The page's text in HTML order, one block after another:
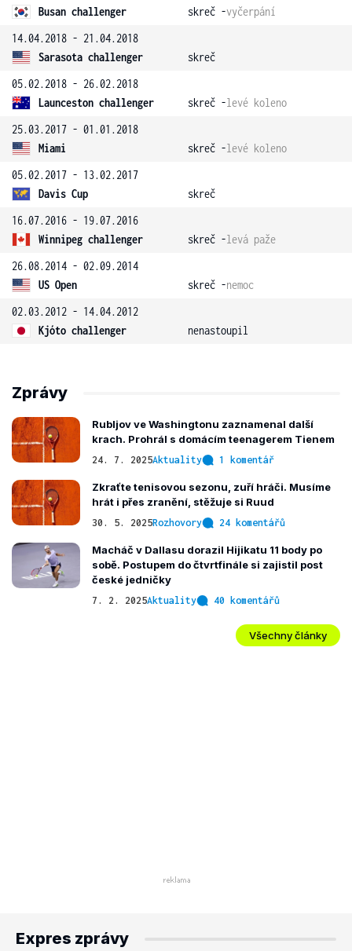
Busan challenger
skreč -vyčerpání
14.04.2018 - 21.04.2018
Sarasota challenger
skreč
05.02.2018 - 26.02.2018
Launceston challenger
skreč -levé koleno
25.03.2017 - 01.01.2018
Miami
skreč -levé koleno
05.02.2017 - 13.02.2017
Davis Cup
skreč
16.07.2016 - 19.07.2016
Winnipeg challenger
skreč -levá paže
26.08.2014 - 02.09.2014
US Open
skreč -nemoc
02.03.2012 - 14.04.2012
Kjóto challenger
nenastoupil
Zprávy
Rubljov ve Washingtonu zaznamenal další
krach. Prohrál s domácím teenagerem Tienem
24. 7. 2025Aktuality 1 komentář
Zkraťte tenisovou sezonu, zuří hráči. Musíme
hrát i přes zranění, stěžuje si Ruud
30. 5. 2025Rozhovory 24 komentářů
Macháč v Dallasu dorazil Hijikatu 11 body po
sobě. Postupem do čtvrtfinále si zajistil post
české jedničky
7. 2. 2025Aktuality 40 komentářů
Všechny články
Expres zprávy